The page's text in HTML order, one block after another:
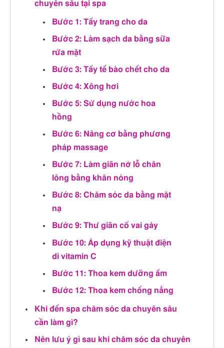
chuyên sâu tại spa
Bước 1: Tẩy trang cho da
Bước 2: Làm sạch da bằng sữa
rửa mặt
Bước 3: Tẩy tế bào chết cho da
Bước 4: Xông hơi
Bước 5: Sử dụng nước hoa
hồng
Bước 6: Nâng cơ bằng phương
pháp massage
Bước 7: Làm giãn nở lỗ chân
lông bằng khăn nóng
Bước 8: Chăm sóc da bằng mặt
nạ
Bước 9: Thư giãn cổ vai gáy
Bước 10: Áp dụng kỹ thuật điện
di vitamin C
Bước 11: Thoa kem dưỡng ẩm
Bước 12: Thoa kem chống nắng
Khi đến spa chăm sóc da chuyên sâu
cần làm gì?
Nên lưu ý gì sau khi chăm sóc da chuyên